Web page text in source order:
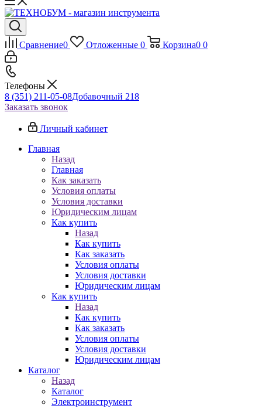
Сравнение0 Отложенные 0 Корзина0 0
Телефоны
8 (351) 211-05-08Добавочный 218
Заказать звонок
Личный кабинет
Главная
Назад
Главная
Как заказать
Условия оплаты
Условия доставки
Юридическим лицам
Как купить
Назад
Как купить
Как заказать
Условия оплаты
Условия доставки
Юридическим лицам
Как купить
Назад
Как купить
Как заказать
Условия оплаты
Условия доставки
Юридическим лицам
Каталог
Назад
Каталог
Электроинструмент